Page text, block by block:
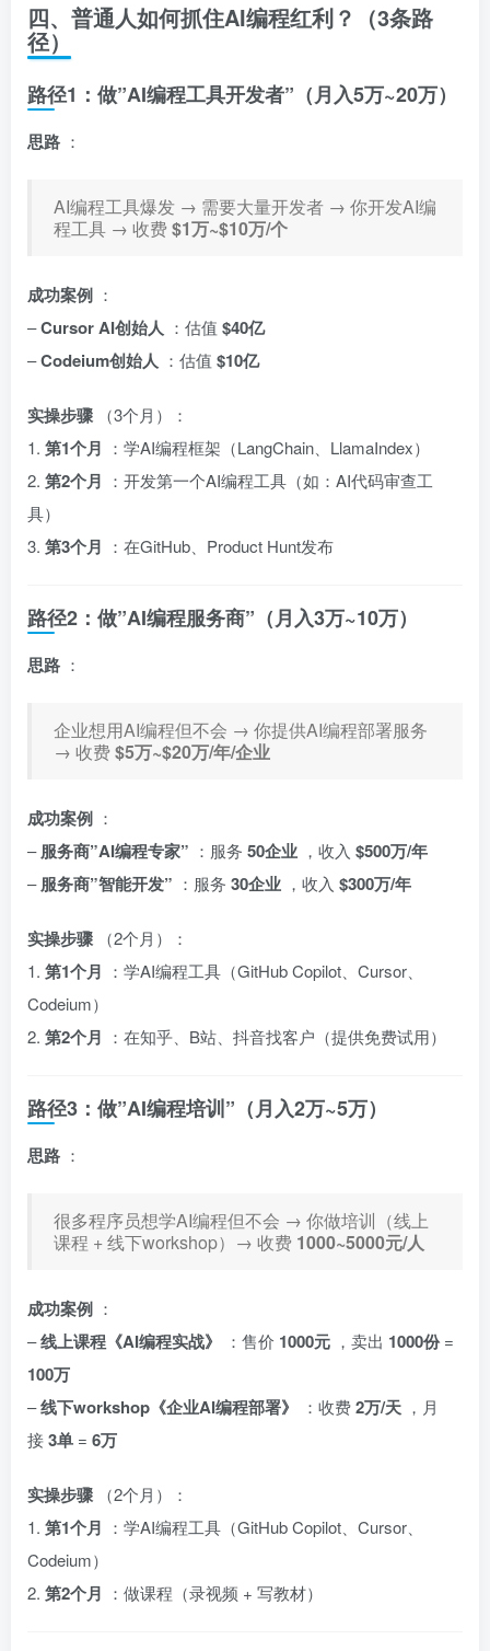
四、普通人如何抓住AI编程红利？（3条路
径）
路径1：做”AI编程工具开发者”（月入5万~20万）
思路 ：
AI编程工具爆发 → 需要大量开发者 → 你开发AI编
程工具 → 收费$1万~$10万/个
成功案例 ：
–Cursor AI创始人 ：估值 $40亿
–Codeium创始人 ：估值 $10亿
实操步骤
（3个月）：
1. 第1个月 ：学AI编程框架（LangChain、LlamaIndex）
2. 第2个月 ：开发第一个AI编程工具（如：AI代码审查工
具）
3. 第3个月 ：在GitHub、Product Hunt发布
路径2：做”AI编程服务商”（月入3万~10万）
思路 ：
企业想用AI编程但不会 → 你提供AI编程部署服务
→ 收费$5万~$20万/年/企业
成功案例 ：
–服务商”AI编程专家” ：服务 50企业 ，收入 $500万/年
–服务商”智能开发” ：服务 30企业 ，收入 $300万/年
实操步骤
（2个月）：
1. 第1个月 ：学AI编程工具（GitHub Copilot、Cursor、
Codeium）
2. 第2个月 ：在知乎、B站、抖音找客户（提供免费试用）
路径3：做”AI编程培训”（月入2万~5万）
思路 ：
很多程序员想学AI编程但不会 → 你做培训（线上
课程 + 线下workshop）→ 收费 1000~5000元/人
成功案例 ：
–线上课程《AI编程实战》 ：售价 1000元 ，卖出 1000份=
100万
–线下workshop《企业AI编程部署》 ：收费2万/天 ，月
接3单 = 6万
实操步骤
（2个月）：
1. 第1个月 ：学AI编程工具（GitHub Copilot、Cursor、
Codeium）
2. 第2个月 ：做课程（录视频 + 写教材）